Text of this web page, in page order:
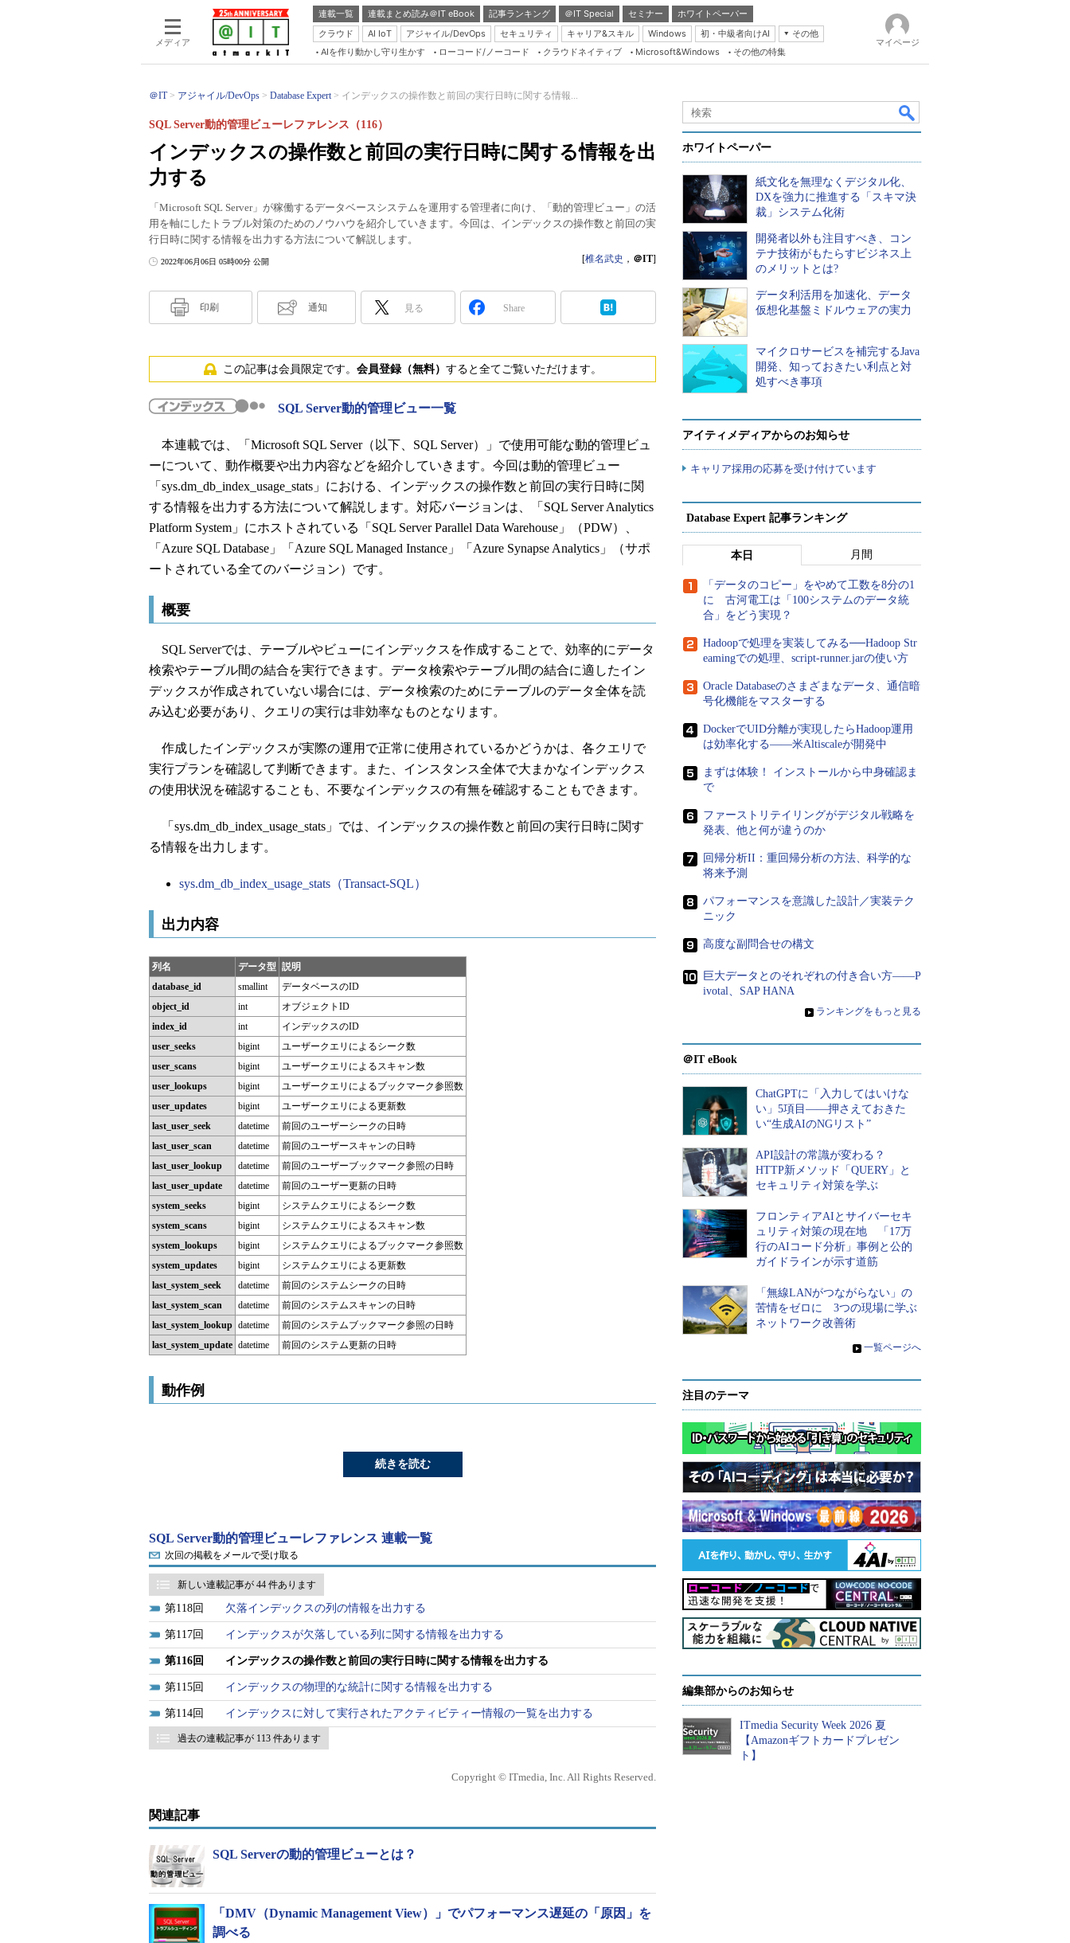
メディア
連載一覧 連載まとめ読み＠IT eBook 記事ランキング ＠IT Special セミナー
ホワイトペーパー
クラウド
AI IoT アジャイル/DevOps セキュリティ キャリア&スキル Windows 初・中級者向けAI
その他
Server & Storage
Java Agile
Database Expert
Linux ＆ OSS
Master of IP Network
Security & Trust
Test & Tools
AIを作り動かし守り生かす ローコード/ノーコード クラウドネイティブ Microsoft&Windows その他の特集
マイページ
＠IT アジャイル/DevOps Database Expert インデックスの操作数と前回の実行日時に関する情報...
インデックスの操作数と前回の実行日時に関する情報を出
力する
SQL Server動的管理ビューレファレンス（116）
「Microsoft SQL Server」が稼働するデータベースシステムを運用する管理者に向け、「動的管理ビュー」の活
用を軸にしたトラブル対策のためのノウハウを紹介していきます。今回は、インデックスの操作数と前回の実
行日時に関する情報を出力する方法について解説します。
2022年06月06日 05時00分 公開 [椎名武史 ， ＠IT]
印刷 通知 見る Share
この記事は会員限定です。 会員登録（無料） すると全てご覧いただけます。
SQL Server動的管理ビュー一覧
本連載では、「Microsoft SQL Server（以下、SQL Server）」で使用可能な動的管理ビュ
ーについて、動作概要や出力内容などを紹介していきます。今回は動的管理ビュー
「sys.dm_db_index_usage_stats」における、インデックスの操作数と前回の実行日時に関
する情報を出力する方法について解説します。対応バージョンは、「SQL Server Analytics
Platform System」にホストされている「SQL Server Parallel Data Warehouse」（PDW）、
「Azure SQL Database」「Azure SQL Managed Instance」「Azure Synapse Analytics」（サポ
ートされている全てのバージョン）です。
概要
SQL Serverでは、テーブルやビューにインデックスを作成することで、効率的にデータ
検索やテーブル間の結合を実行できます。データ検索やテーブル間の結合に適したイン
デックスが作成されていない場合には、データ検索のためにテーブルのデータ全体を読
み込む必要があり、クエリの実行は非効率なものとなります。
作成したインデックスが実際の運用で正常に使用されているかどうかは、各クエリで
実行プランを確認して判断できます。また、インスタンス全体で大まかなインデックス
の使用状況を確認することも、不要なインデックスの有無を確認することもできます。
「sys.dm_db_index_usage_stats」では、インデックスの操作数と前回の実行日時に関す
る情報を出力します。
sys.dm_db_index_usage_stats（Transact-SQL）
出力内容
列名 データ型 説明
database_id
smallint
データベースのID
object_id
int
オブジェクトID
index_id
int
インデックスのID
user_seeks
bigint
ユーザークエリによるシーク数
user_scans
bigint
ユーザークエリによるスキャン数
user_lookups
bigint
ユーザークエリによるブックマーク参照数
user_updates
bigint
ユーザークエリによる更新数
last_user_seek
datetime
前回のユーザーシークの日時
last_user_scan
datetime
前回のユーザースキャンの日時
last_user_lookup
datetime
前回のユーザーブックマーク参照の日時
last_user_update
datetime
前回のユーザー更新の日時
system_seeks
bigint
システムクエリによるシーク数
system_scans
bigint
システムクエリによるスキャン数
system_lookups
bigint
システムクエリによるブックマーク参照数
system_updates
bigint
システムクエリによる更新数
last_system_seek
datetime
前回のシステムシークの日時
last_system_scan
datetime
前回のシステムスキャンの日時
last_system_lookup datetime
前回のシステムブックマーク参照の日時
last_system_update datetime 前回のシステム更新の日時
動作例
続きを読む
SQL Server動的管理ビューレファレンス 連載一覧
次回の掲載をメールで受け取る
新しい連載記事が 44 件あります
118 欠落インデックスの列の情報を出力する
117 インデックスが欠落している列に関する情報を出力する
116 インデックスの操作数と前回の実行日時に関する情報を出力する
115 インデックスの物理的な統計に関する情報を出力する
114 インデックスに対して実行されたアクティビティー情報の一覧を出力する
過去の連載記事が 113 件あります
Copyright © ITmedia, Inc. All Rights Reserved.
関連記事
SQL Serverの動的管理ビューとは？
「DMV（Dynamic Management View）」でパフォーマンス遅延の「原因」を
調べる
ホワイトペーパー
紙文化を無理なくデジタル化、
DXを強力に推進する「スキマ決
裁」システム化術
開発者以外も注目すべき、コン
テナ技術がもたらすビジネス上
のメリットとは?
データ利活用を加速化、データ
仮想化基盤ミドルウェアの実力
マイクロサービスを補完するJava
開発、知っておきたい利点と対
処すべき事項
アイティメディアからのお知らせ
キャリア採用の応募を受け付けています
Database Expert 記事ランキング
本日 月間
「データのコピー」をやめて工数を8分の1
に 古河電工は「100システムのデータ統
合」をどう実現？
Hadoopで処理を実装してみる──Hadoop Str
eamingでの処理、script-runner.jarの使い方
Oracle Databaseのさまざまなデータ、通信暗
号化機能をマスターする
DockerでUID分離が実現したらHadoop運用
は効率化する――米Altiscaleが開発中
まずは体験！ インストールから中身確認ま
で
ファーストリテイリングがデジタル戦略を
発表、他と何が違うのか
回帰分析II：重回帰分析の方法、科学的な
将来予測
パフォーマンスを意識した設計／実装テク
ニック
高度な副問合せの構文
巨大データとのそれぞれの付き合い方――P
ivotal、SAP HANA
» ランキングをもっと見る
＠IT eBook
ChatGPTに「入力してはいけな
い」5項目――押さえておきた
い“生成AIのNGリスト”
API設計の常識が変わる？
HTTP新メソッド「QUERY」と
セキュリティ対策を学ぶ
フロンティアAIとサイバーセキ
ュリティ対策の現在地 「17万
行のAIコード分析」事例と公的
ガイドラインが示す道筋
「無線LANがつながらない」の
苦情をゼロに 3つの現場に学ぶ
ネットワーク改善術
» 一覧ページへ
注目のテーマ
編集部からのお知らせ
ITmedia Security Week 2026 夏
【Amazonギフトカードプレゼン
ト】